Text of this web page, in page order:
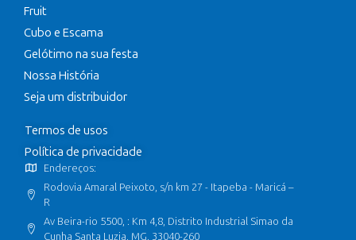
Fruit
Cubo e Escama
Gelótimo na sua festa
Nossa História
Seja um distribuidor
Termos de usos
Política de privacidade
Endereços:
Rodovia Amaral Peixoto, s/n km 27 - Itapeba - Maricá –
R
Av Beira-rio 5500, : Km 4,8, Distrito Industrial Simao da
Cunha Santa Luzia, MG, 33040-260